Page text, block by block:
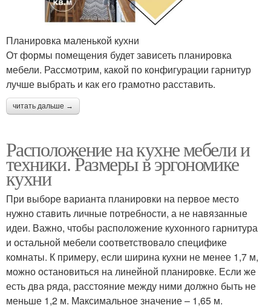
Планировка маленькой кухни
От формы помещения будет зависеть планировка
мебели. Рассмотрим, какой по конфигурации гарнитур
лучше выбрать и как его грамотно расставить.
читать дальше →
Расположение на кухне мебели и
техники. Размеры в эргономике
кухни
При выборе варианта планировки на первое место
нужно ставить личные потребности, а не навязанные
идеи. Важно, чтобы расположение кухонного гарнитура
и остальной мебели соответствовало специфике
комнаты. К примеру, если ширина кухни не менее 1,7 м,
можно остановиться на линейной планировке. Если же
есть два ряда, расстояние между ними должно быть не
меньше 1,2 м. Максимальное значение – 1,65 м.